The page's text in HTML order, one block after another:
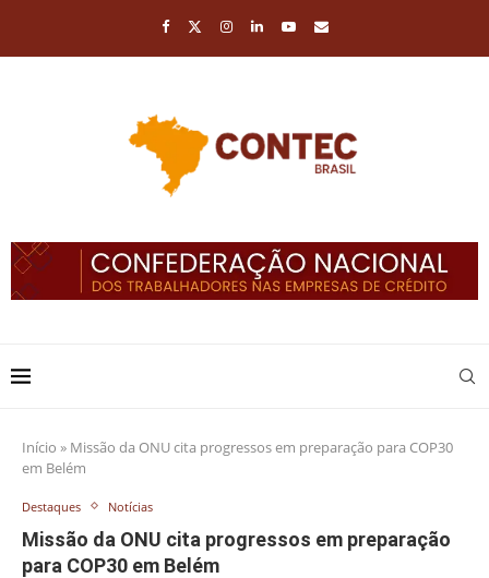
Início » Missão da ONU cita progressos em preparação para COP30
em Belém
Destaques Notícias
Missão da ONU cita progressos em preparação
para COP30 em Belém